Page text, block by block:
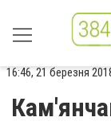
16:46, 21 березня